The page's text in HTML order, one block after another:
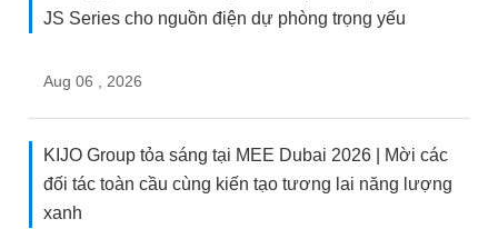
JS Series cho nguồn điện dự phòng trọng yếu
Aug 06 , 2026
KIJO Group tỏa sáng tại MEE Dubai 2026 | Mời các
đối tác toàn cầu cùng kiến tạo tương lai năng lượng
xanh